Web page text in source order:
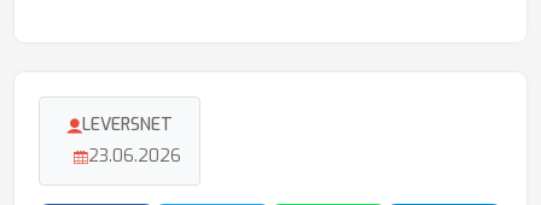
LEVERSNET
23.06.2026